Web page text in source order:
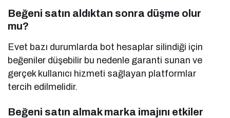
Beğeni satın aldıktan sonra düşme olur
mu?
Evet bazı durumlarda bot hesaplar silindiği için
beğeniler düşebilir bu nedenle garanti sunan ve
gerçek kullanıcı hizmeti sağlayan platformlar
tercih edilmelidir.
Beğeni satın almak marka imajını etkiler